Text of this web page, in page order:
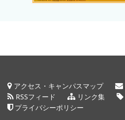
アクセス・キャンパスマップ
RSSフィード
リンク集
プライバシーポリシー